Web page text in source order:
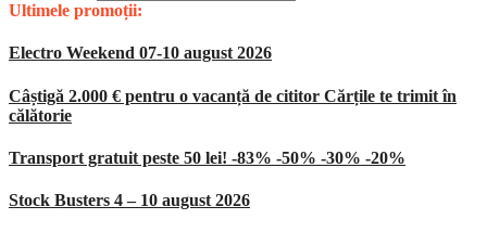
Ultimele promoții:
Electro Weekend 07-10 august 2026
Câștigă 2.000 € pentru o vacanță de cititor Cărțile te trimit în
călătorie
Transport gratuit peste 50 lei! -83% -50% -30% -20%
Stock Busters 4 – 10 august 2026